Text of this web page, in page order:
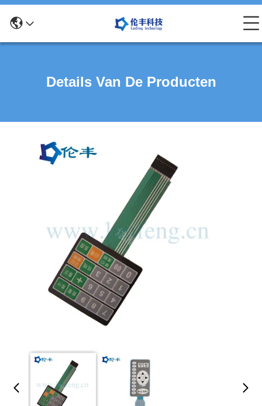
Details Van De Producten